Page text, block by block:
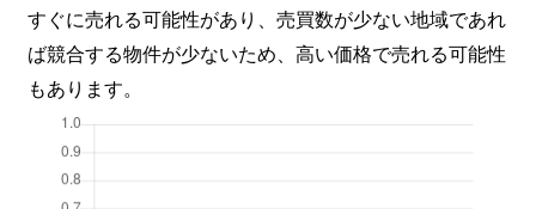
すぐに売れる可能性があり、売買数が少ない地域であれ
ば競合する物件が少ないため、高い価格で売れる可能性
もあります。